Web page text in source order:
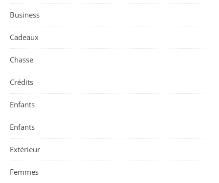
Business
Cadeaux
Chasse
Crédits
Enfants
Enfants
Extérieur
Femmes